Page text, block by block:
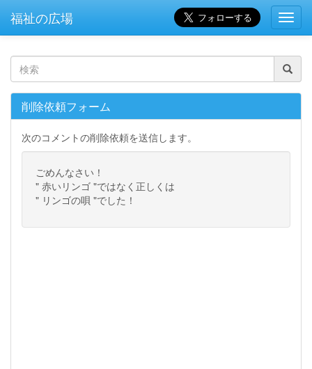
福祉の広場
削除依頼フォーム
次のコメントの削除依頼を送信します。
ごめんなさい！
" 赤いリンゴ "ではなく正しくは
" リンゴの唄 "でした！